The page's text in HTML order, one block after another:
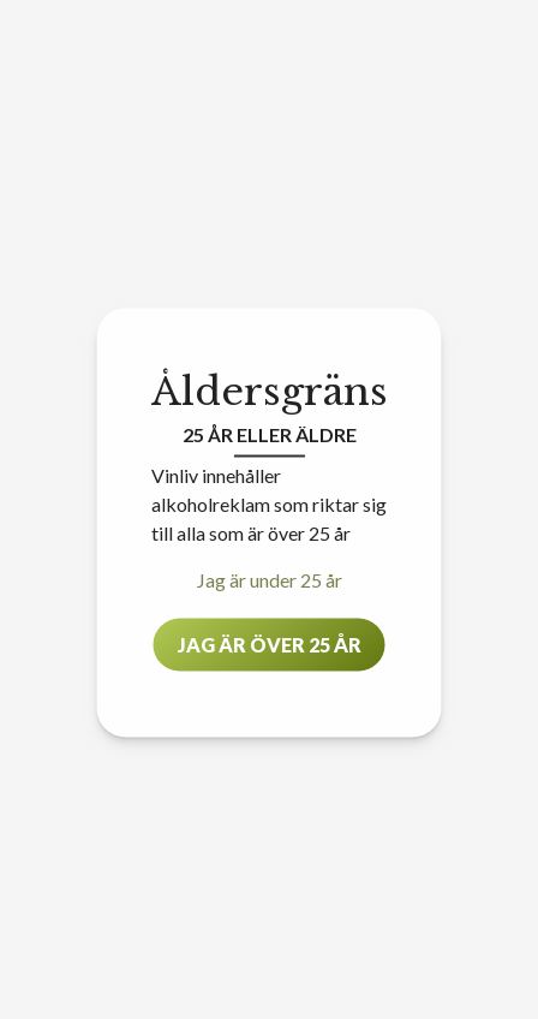
Åldersgräns
25 ÅR ELLER ÄLDRE
Vinliv innehåller
alkoholreklam som riktar sig
till alla som är över 25 år
Jag är under 25 år
JAG ÄR ÖVER 25 ÅR